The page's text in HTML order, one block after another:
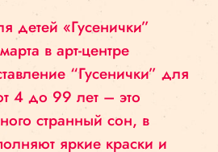
детей «Гусенички”
в арт-центре
“Гусенички” для
4 до 99 лет – это
странный сон, в
яркие краски и